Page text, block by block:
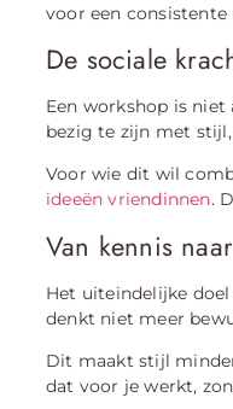
voor een
De sociale
Een workshop is
bezig te zijn met
Voor wie dit wil
ideeën vriendinnen.
Van kennis
Het uiteindelijke
denkt niet meer
Dit maakt stijl
dat voor je werkt,